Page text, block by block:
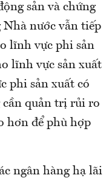
sản và chứng
nước vẫn tiếp
lĩnh vực phi sản
lĩnh vực sản xuất
phi sản xuất có
quản trị rủi ro
hơn để phù hợp
ngân hàng hạ lãi